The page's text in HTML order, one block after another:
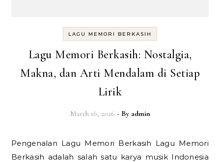
LAGU MEMORI BERKASIH
Lagu Memori Berkasih: Nostalgia,
Makna, dan Arti Mendalam di Setiap
Lirik
March 16, 2026 - By admin
Pengenalan Lagu Memori Berkasih Lagu Memori
Berkasih adalah salah satu karya musik Indonesia